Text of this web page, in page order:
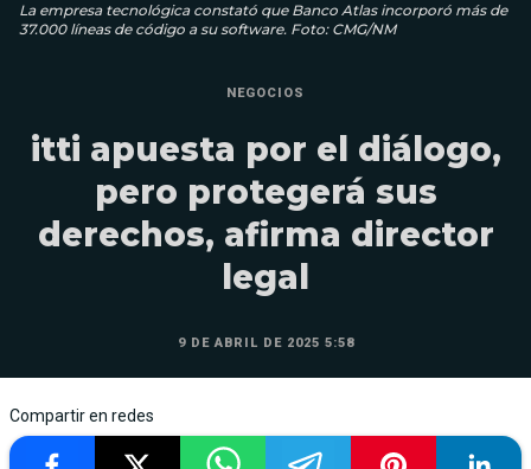
La empresa tecnológica constató que Banco Atlas incorporó más de
37.000 líneas de código a su software. Foto: CMG/NM
NEGOCIOS
itti apuesta por el diálogo,
pero protegerá sus
derechos, afirma director
legal
9 DE ABRIL DE 2025 5:58
Compartir en redes